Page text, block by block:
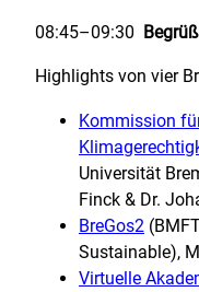
08:45–09:30
Highlights von vier
Kommission
Universität
Finck & Dr.
BreGos2
Sustainable),
Virtuelle